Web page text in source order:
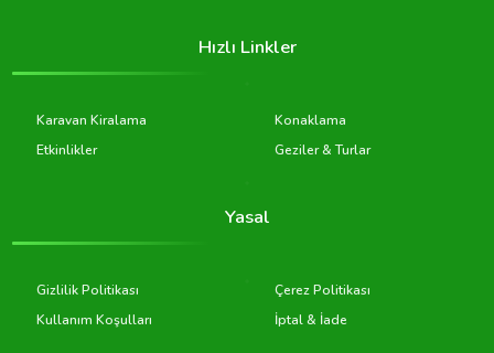
Hızlı Linkler
Karavan Kiralama
Konaklama
Etkinlikler
Geziler & Turlar
Yasal
Gizlilik Politikası
Çerez Politikası
Kullanım Koşulları
İptal & İade